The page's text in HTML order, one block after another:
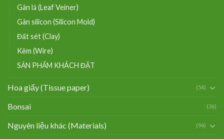
Gân lá (Leaf Veiner)
Gân silicon (Silicon Mold)
Đất sét (Clay)
Kẽm (Wire)
SẢN PHẨM KHÁCH ĐẶT
Hoa giấy (Tissue paper) (54)
Bonsai (36)
Nguyên liệu khác (Materials) (94)